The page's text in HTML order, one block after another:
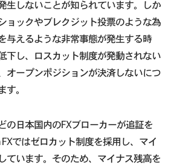
生しないことが知られています。しか
ョックやブレクジット投票のような為
与えるような非常事態が発生する時
下し、ロスカット制度が発動されない
オープンポジションが決済しないにつ
。
の日本国内のFXブローカーが追証を
ではゼロカット制度を採用し、マイ
ています。そのため、マイナス残高を